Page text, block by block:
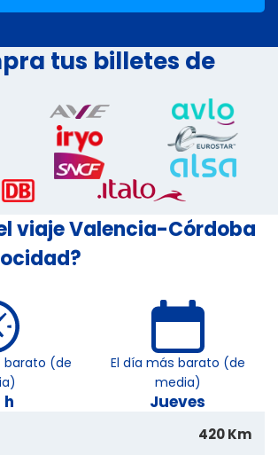
tus billetes de
viaje Valencia-Córdoba
barato (de
h
El día más barato (de
media)
Jueves
420 Km